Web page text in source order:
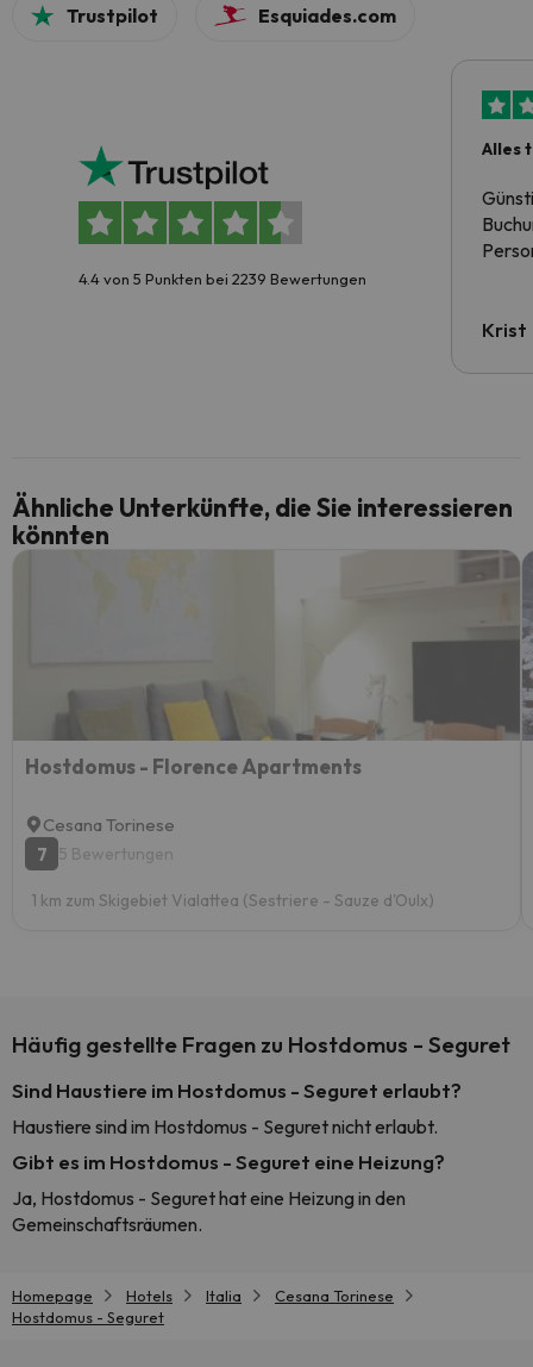
Trustpilot Esquiades.com
4.4 von 5 Punkten bei 2239 Bewertungen
Alles
Krist
Ähnliche Unterkünfte, die Sie interessieren
könnten
Hostdomus - Florence Apartments
Cesana Torinese
7
5 Bewertungen
1 km zum Skigebiet Vialattea (Sestriere - Sauze d'Oulx)
Häufig gestellte Fragen zu Hostdomus - Seguret
Sind Haustiere im Hostdomus - Seguret erlaubt?
Haustiere sind im Hostdomus - Seguret nicht erlaubt.
Gibt es im Hostdomus - Seguret eine Heizung?
Ja, Hostdomus - Seguret hat eine Heizung in den
Gemeinschaftsräumen.
Homepage Hotels Italia
Cesana Torinese
Hostdomus - Seguret